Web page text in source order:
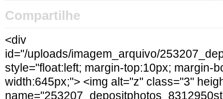
Compartilhe
<div
id="/uploads/imagem_arquivo/
style="float:left; margin-top:10px; margin-
width:645px;"> <img alt="z" class="3"